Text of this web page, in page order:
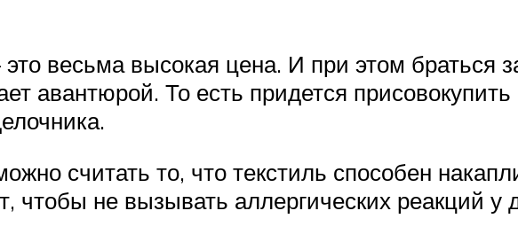
это весьма высокая цена. И при этом браться
авантюрой. То есть придется
считать то, что текстиль способен
чтобы не вызывать аллергических реакций у